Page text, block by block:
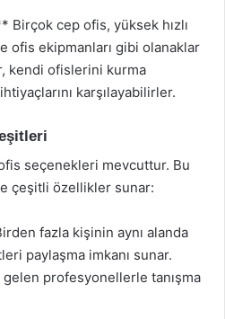
Birçok cep ofis, yüksek hızlı
ofis ekipmanları gibi olanaklar
kendi ofislerini kurma
karşılayabilirler.
seçenekleri mevcuttur. Bu
çeşitli özellikler sunar:
fazla kişinin aynı alanda
paylaşma imkanı sunar.
gelen profesyonellerle tanışma